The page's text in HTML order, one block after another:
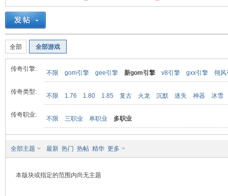
»
全部 全部游戏
传奇引擎:
不限 gom引擎 gee引擎 新gom引擎 v8引擎 gxx引擎 翎风
传奇类型:
不限 1.76 1.80 1.85 复古 火龙 沉默 迷失 神器 冰雪
传奇职业:
不限 三职业 单职业 多职业
全部主题 最新 热门 热帖 精华 更多
本版块或指定的范围内尚无主题